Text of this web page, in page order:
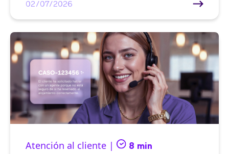
02/07/2026
Atención al cliente | 8 min